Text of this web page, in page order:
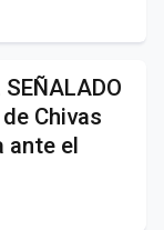
SEÑALADO
Chivas
ante el